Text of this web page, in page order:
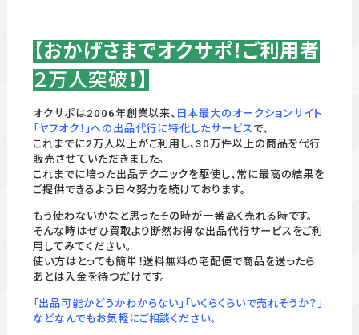
【おかげさまでオクサポ！ご利用者
２万人突破 ！】
オクサポは2006年創業以来、 日本最大のオークションサイト
「ヤフオク！」への出品代行に特化したサービス で、
これまでに2万人以上がご利用し、30万件以上の商品を代行
販売させていただきました。
これまでに培った出品テクニックを駆使し、常に最高の結果を
ご提供できるよう日々努力を続けております。
もう使わないかなと思ったその時が一番高く売れる時です。
そんな時はぜひ買取より断然お得な出品代行サービスをご利
用してみてください。
使い方はとっても簡単！送料無料の宅配便で商品を送ったら
あとは入金を待つだけです。
「出品可能かどうかわからない」「いくらくらいで売れそうか？」
などなんでもお気軽にご相談ください。